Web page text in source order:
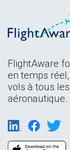
FlightAware
en temps
vols à tous
aéronautique.